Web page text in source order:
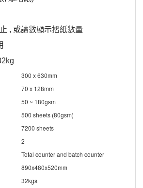
, 或讀數顯示摺紙數量
300 x 630mm
70 x 128mm
50 ~ 180gsm
500 sheets (80gsm)
7200 sheets
2
Total counter and batch counter
890x480x520mm
32kgs